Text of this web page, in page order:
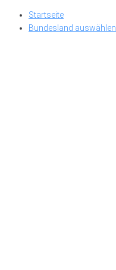
Skip
Startseite
Bundesland auswählen